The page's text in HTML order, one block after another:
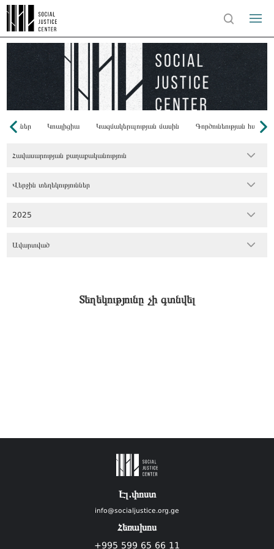
Կոալիցիա Կազմակերպության մասին Գործունեության
Հավասարության քաղաքականություն
Վերջին տեղեկություններ
2025
Ավարտված
Տեղեկությունը չի գտնվել
Էլ.փոստ
info@socialjustice.org.ge
Հեռախոս
+995 599 65 66 11